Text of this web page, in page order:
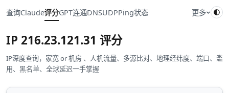
查询Claude评分GPT连通DNSUDPPing状态 更多
IP 216.23.121.31 评分
IP深度查询，家宽 or 机房 、人机流量、多源比对、地理经纬度、端口、滥
用、黑名单、全球延迟一手掌握